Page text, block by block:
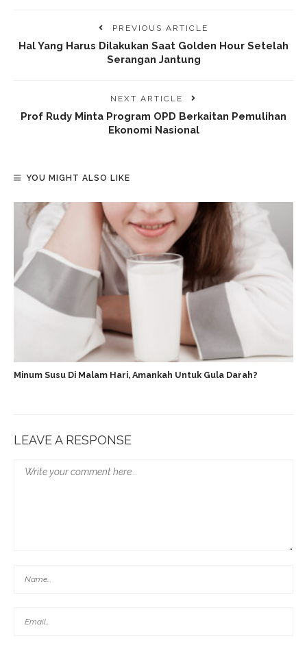
PREVIOUS ARTICLE
Hal Yang Harus Dilakukan Saat Golden Hour Setelah
Serangan Jantung
NEXT ARTICLE
Prof Rudy Minta Program OPD Berkaitan Pemulihan
Ekonomi Nasional
YOU MIGHT ALSO LIKE
Minum Susu Di Malam Hari, Amankah Untuk Gula Darah?
LEAVE A RESPONSE